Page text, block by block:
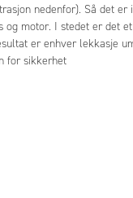
nedenfor). Så det
og motor. I stedet er det
er enhver lekkasje
for sikkerhet